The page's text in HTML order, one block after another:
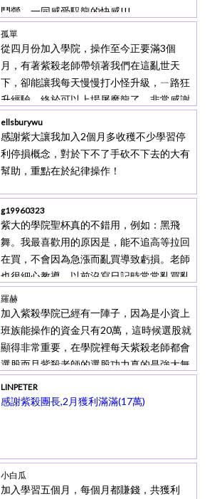
鬥營，一同感受馭龍的快感!!!
小資也能翻倍賺_3個月獲利25萬
孤單
從四月份加入學院，操作至今正要滿3個
月，有著紫殺老師帶領著我們在這亂世天
下，卻能讓我每天慢慢打小怪升級，ㄧ路狂
升經驗，終於可以上場屠魔龍了，非常感謝
紫大老師的教導，讓我可以每次都屠龍成
功，也讓我操作至今不到3個月，使用10萬
資金，已經獲利破25000，在次謝謝紫殺老
師的教導，還請老師以後多多觀照指教。
ellsburywu
感謝紫大讓我加入2個月多收穫不少學習停
利停損概念，對於下不了手砍不下去的大有
幫助，重點在於紀律操作！
g19960323
紫大的學院聖杯真的不錯用，例如：黑飛
舞。我最喜歡用的原因是，能不追高等拉回
在買，不會因為急漲而亂買導致虧損。老師
也很細心教導，以前沒寫日記時常常亂買亂
賣，可能是因為我的資金部位不多，換牌也
不太容易，所以常常覺得沒漲就賣，賣了就
漲，真是殘念～紫大是一位很用心的老師
羅赫
加入紫殺學院已經有一陣子，因為是小資上
班族能操作的資金只有20萬，這時候選股就
顯得非常重要，在學院裡每天紫殺老師都會
選股而且紫殺老師的選股功力真的是強大無
比。
LINPETER
感謝紫殺團長,2月獲利滿滿(17萬)
小白瓜
加入學習五個月，每個月都賺錢，共獲利